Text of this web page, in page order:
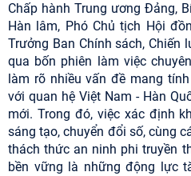
Chấp hành Trung ương Đảng,
Hàn lâm, Phó Chủ tịch Hội
Trưởng Ban Chính sách, Chiến
qua bốn phiên làm việc
làm rõ nhiều vấn đề mang
với quan hệ Việt Nam - Hàn
mới. Trong đó, việc xác định
sáng tạo, chuyển đổi số, cùng
thách thức an ninh phi truyền
bền vững là những động lực